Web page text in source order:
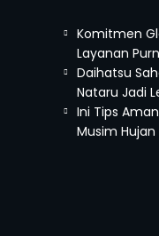
Komitmen
Layanan
Daihatsu
Nataru Jadi
Ini Tips
Musim Hujan